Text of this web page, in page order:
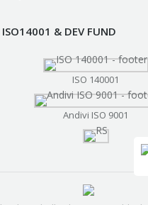
& DEV FUND
ISO 140001
Andivi ISO 9001